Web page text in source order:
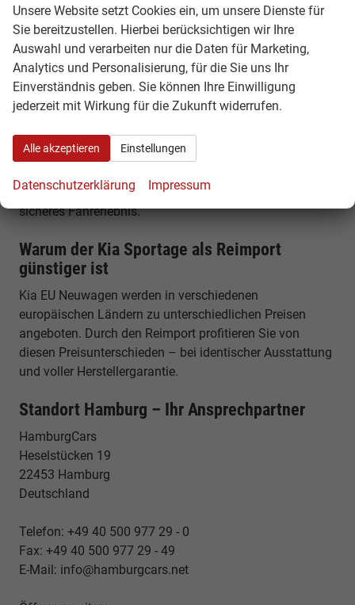
Der Kia Sportage bietet ein Kofferraumvolumen von
etwa 562 Litern, das sich auf bis zu rund 1.750 Liter
erweitern lässt. Mit einer Länge von rund 4,54 Metern
bietet er viel Platz für Familie, Gepäck und lange Reisen.
Komfort, Technik & Ausstattung
Der Kia Sportage verfügt über modernes Infotainment,
digitales Cockpit und zahlreiche Assistenzsysteme.
hochwertige Materialien sorgen für ein komfortables und
sicheres Fahrerlebnis.
Warum der Kia Sportage als Reimport
günstiger ist
Kia EU Neuwagen werden in verschiedenen
europäischen Ländern zu unterschiedlichen Preisen
angeboten. Durch den Reimport profitieren Sie von
diesen Preisunterschieden – bei identischer Ausstattung
und voller Herstellergarantie.
Standort Hamburg – Ihr Ansprechpartner
HamburgCars
Heselstücken 19
22453 Hamburg
Deutschland
Telefon: +49 40 500 977 29 - 0
Fax: +49 40 500 977 29 - 49
E-Mail: info@hamburgcars.net
Unsere Website setzt Cookies ein, um unsere Dienste für
Sie bereitzustellen. Hierbei berücksichtigen wir Ihre
Auswahl und verarbeiten nur die Daten für Marketing,
Analytics und Personalisierung, für die Sie uns Ihr
Einverständnis geben. Sie können Ihre Einwilligung
jederzeit mit Wirkung für die Zukunft widerrufen.
Alle akzeptieren Einstellungen
Datenschutzerklärung Impressum